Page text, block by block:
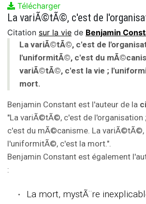
Télécharger
Citation sur la vie de Benjamin
La variÃ©tÃ©, c'est de
l'uniformitÃ©, c'est du
variÃ©tÃ©, c'est la vie ;
mort.
Benjamin Constant est l'auteur de la
"La variÃ©tÃ©, c'est de
c'est du mÃ©canisme. La variÃ©tÃ©,
l'uniformitÃ©, c'est la mort.".
Benjamin Constant est également
:
La mort, mystÃ¨re